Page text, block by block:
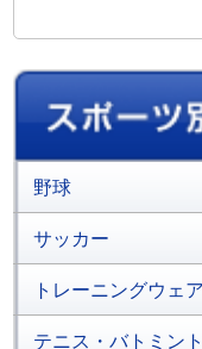
野球
サッカー
トレーニングウェア
テニス・バトミン